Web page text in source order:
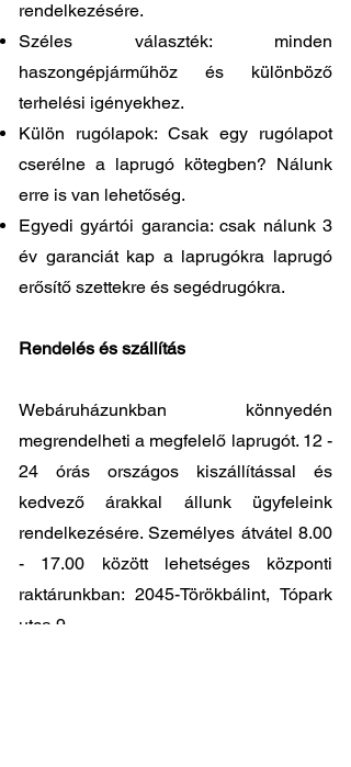
rendelkezésére.
Széles választék: minden
haszongépjárműhöz és különböző
terhelési igényekhez.
Külön rugólapok: Csak egy rugólapot
cserélne a laprugó kötegben? Nálunk
erre is van lehetőség.
Egyedi gyártói garancia: csak nálunk 3
év garanciát kap a laprugókra laprugó
erősítő szettekre és segédrugókra.
Rendelés és szállítás
Webáruházunkban könnyedén
megrendelheti a megfelelő laprugót. 12 -
24 órás országos kiszállítással és
kedvező árakkal állunk ügyfeleink
rendelkezésére. Személyes átvátel 8.00
- 17.00 között lehetséges központi
raktárunkban: 2045-Törökbálint, Tópark
utca 9.